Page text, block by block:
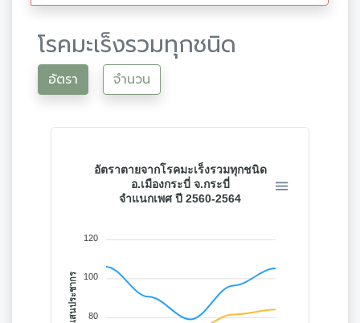
โรคมะเร็งรวมทุกชนิด
อัตรา จำนวน